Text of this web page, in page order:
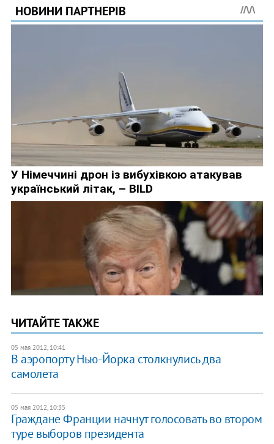
ЧИТАЙТЕ ТАКЖЕ
05 мая 2012, 10:41
В аэропорту Нью-Йорка столкнулись два
самолета
05 мая 2012, 10:35
Граждане Франции начнут голосовать во втором
туре выборов президента